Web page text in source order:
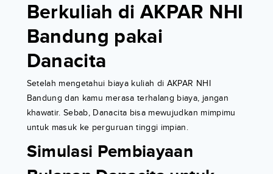
Berkuliah di AKPAR NHI
Bandung pakai
Danacita
Setelah mengetahui biaya kuliah di AKPAR NHI
Bandung dan kamu merasa terhalang biaya, jangan
khawatir. Sebab, Danacita bisa mewujudkan mimpimu
untuk masuk ke perguruan tinggi impian.
Simulasi Pembiayaan